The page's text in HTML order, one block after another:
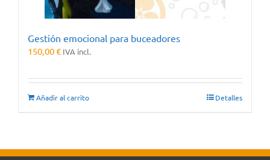
Gestión emocional para buceadores
150,00€ IVA incl.
Añadir al carrito Detalles